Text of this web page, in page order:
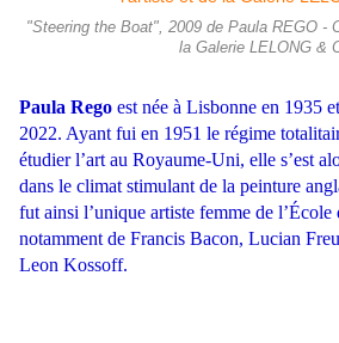
"Steering the Boat", 2009 de Paula REGO -
la Galerie LELONG &
Paula Rego est née à Lisbonne en 1935
2022. Ayant fui en 1951 le régime
étudier l’art au Royaume-Uni, elle s’est
dans le climat stimulant de la peinture
fut ainsi l’unique artiste femme de
notamment de Francis Bacon, Lucian
Leon Kossoff.